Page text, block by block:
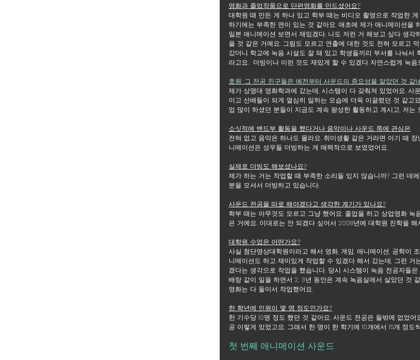
영화과 졸업작품으로 단편영화를 만드셨어요?
대학원 때 만든 게 하나 있고 학부 때는 비디오 촬영으로 작업한
하기에는 부족한 면이 있는 것 같아요. 애초에 제가 애니메이션을
일본 애니메이션 보면서 재밌겠다. 나도 저런 거 해보고 싶다 생
을 것 같은 거예요. 그림도 모르고 연출에 대한 것도 전혀 모르고
갔더니 학교에 녹음 시설도 잘 돼 있고 학생들끼리 부서를 나눠서
라고요.  더빙이나 이런 것도 재밌게 할 수 있겠다 자연스럽게 녹음
호원: 그 전공 친구들은 예전부터 사운드의 중요성을 알았던 것 같
제가 상명대 영화학과에 갔는데, 시스템이 다 갖춰져 있었어요. 사
이고 선배들이 되게 열심히 일하는 모습에 더욱 이끌렸던 것 같고
업 많이 하셨던 분들이 지금도 계속 왕성한 활동하고 계시고, 저는
소싯적에 밴드부 활동을 했다거나 음악이나 사운드 쪽에 관심은
전혀 없고 음악은 하나도 몰라요. 취미생활 같은 거라면 아기 때
니메이션은 성우들 더빙하는 게 매력적으로 보였었어요.
실제로 더빙도 해보셨나요?
제가 하는 거는 작업할 때 부족한 소리들 있지 않습니까? 그런 데
분을 모셔서 더빙하고 있습니다.
사운드 전공을 따로 해야겠다고 생각한 계기가 있나요?
학부 때는 아무것도 모르고 그냥 했어요. 졸업을 하고 상업영화
은 거예요. 이대로는 안 되겠다 싶어서 2008년에 대학원 진학을
대학원 수업은 어떤가요?
사실 첨단영상대학원이라고 해서 영화, 게임, 애니메이션, 공학이
니메이션도 하고 재미있게 작업할 수 있겠다 해서 갔는데, 그런
겠다는 생각으로 작업을 했습니다. 당시 시스템이 녹음 전공자들
배랑 같이 일을 하면서 2, 3년 동안은 계속 녹음실에서 살았던 것
영화는 다 둘이서 작업했어요.
한 학년에 인원이 몇 명 정도인가요?
한 기수당 10명 정도 했던 것 같아요. 사운드 전공은 둘밖에 없었
공 이렇게 있었고요. 그래서 한 명이 한 학기에 10개에서 15개 정도
첫 번째 애니메이션 사운드